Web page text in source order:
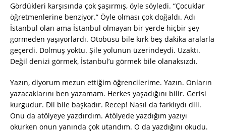
Gördükleri karşısında çok şaşırmış, öyle söyledi. “Çocuklar
öğretmenlerine benziyor.” Öyle olması çok doğaldı. Adı
İstanbul olan ama İstanbul olmayan bir yerde hiçbir şey
görmeden yaşıyorlardı. Otobüsü bile kırk beş dakika aralarla
geçerdi. Dolmuş yoktu. Şile yolunun üzerindeydi. Uzaktı.
Değil denizi görmek, İstanbul’u görmek bile olanaksızdı.
Yazın, diyorum mezun ettiğim öğrencilerime. Yazın. Onların
yazacaklarını ben yazamam. Herkes yaşadığını bilir. Gerisi
kurgudur. Dil bile başkadır. Recep! Nasıl da farklıydı dili.
Onu da atölyeye yazdırdım. Atölyede yazdığım yazıyı
okurken onun yanında çok utandım. O da yazdığını okudu.